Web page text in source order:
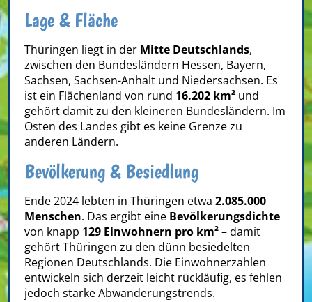
Lage & Fläche
Thüringen liegt in der Mitte Deutschlands,
zwischen den Bundesländern Hessen, Bayern,
Sachsen, Sachsen-Anhalt und Niedersachsen. Es
ist ein Flächenland von rund 16.202 km² und
gehört damit zu den kleineren Bundesländern. Im
Osten des Landes gibt es keine Grenze zu
anderen Ländern.
Bevölkerung & Besiedlung
Ende 2024 lebten in Thüringen etwa 2.085.000
Menschen. Das ergibt eine Bevölkerungsdichte
von knapp 129 Einwohnern pro km²– damit
gehört Thüringen zu den dünn besiedelten
Regionen Deutschlands. Die Einwohnerzahlen
entwickeln sich derzeit leicht rückläufig, es fehlen
jedoch starke Abwanderungstrends.